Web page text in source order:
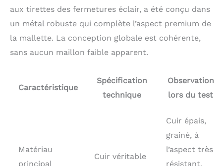
depuis que vous
achetez le sac
d'ordinateur en cuir noir
pour homme. Si vous
avez des questions ou
veuillez nous contacter,
nous vous aiderons à
résoudre tout
aux tirettes des fermetures éclair, a été conçu dans
un métal robuste qui complète l’aspect premium de
la mallette. La conception globale est cohérente,
sans aucun maillon faible apparent.
Caractéristique
Spécification
technique
Observation
lors du test
Matériau
principal
Cuir véritable
Cuir épais,
grainé, à
l’aspect très
résistant.